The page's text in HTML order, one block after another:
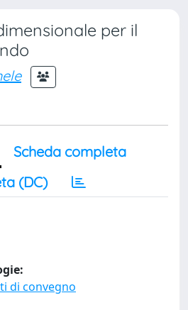
per il
Scheda completa
(DC)
di convegno